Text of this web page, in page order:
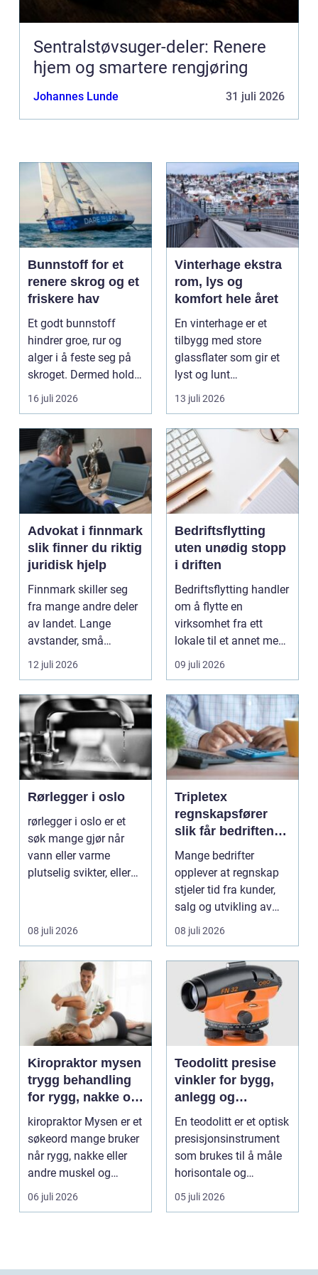
Sentralstøvsuger-deler: Renere
hjem og smartere rengjøring
Johannes Lunde 31 juli 2026
Bunnstoff for et
renere skrog og et
friskere hav
Et godt bunnstoff
hindrer groe, rur og
alger i å feste seg på
skroget. Dermed holder
båten bedre far...
16 juli 2026
Vinterhage ekstra
rom, lys og
komfort hele året
En vinterhage er et
tilbygg med store
glassflater som gir et
lyst og lunt
oppholdsrom nær
hagen, ogs...
13 juli 2026
Advokat i finnmark
slik finner du riktig
juridisk hjelp
Finnmark skiller seg
fra mange andre deler
av landet. Lange
avstander, små
lokalsamfunn, sterk
tilkn...
12 juli 2026
Bedriftsflytting
uten unødig stopp
i driften
Bedriftsflytting handler
om å flytte en
virksomhet fra ett
lokale til et annet med
minst mulig...
09 juli 2026
Rørlegger i oslo
rørlegger i oslo er et
søk mange gjør når
vann eller varme
plutselig svikter, eller
08 juli 2026
Tripletex
regnskapsfører
slik får bedriften
mer ut av
regnskapet
Mange bedrifter
opplever at regnskap
stjeler tid fra kunder,
salg og utvikling av
virksomheten. Samt...
08 juli 2026
Kiropraktor mysen
trygg behandling
for rygg, nakke og
ledd
kiropraktor Mysen er et
søkeord mange bruker
når rygg, nakke eller
andre muskel og
leddplager begynn...
06 juli 2026
Teodolitt presise
vinkler for bygg,
anlegg og
kartlegging
En teodolitt er et optisk
presisjonsinstrument
som brukes til å måle
horisontale og
vertikale vinkle...
05 juli 2026